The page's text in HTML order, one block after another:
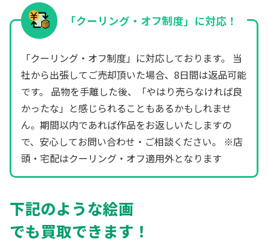
「クーリング・オフ制度」に対応！
「クーリング・オフ制度」に対応しております。 当
社から出張してご売却頂いた場合、8日間は返品可能
です。 品物を手離した後、「やはり売らなければ良
かったな」と感じられることもあるかもしれませ
ん。期間以内であれば作品をお返しいたしますの
で、安心してお問い合わせ・ご相談ください。 ※店
頭・宅配はクーリング・オフ適用外となります
下記のような絵画
でも買取できます！